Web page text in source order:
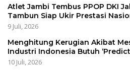
Atlet Jambi Tembus PPOP DKI
Tambun Siap Ukir Prestasi
9 Juli, 2026
Menghitung Kerugian Akibat
Industri Indonesia Butuh
10 Juli, 2026